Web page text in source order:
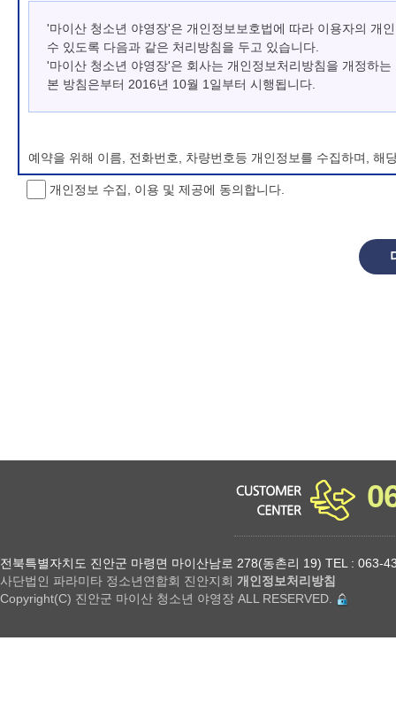
'마이산 청소년 야영장'은 개인정보보호법에 따라 이용자의 개
수 있도록 다음과 같은 처리방침을 두고 있습니다.
'마이산 청소년 야영장'은 회사는 개인정보처리방침을 개정하
본 방침은부터 2016년 10월 1일부터 시행됩니다.
예약을 위해 이름, 전화번호, 차량번호등 개인정보를 수집하며, 해
개인정보 처리방침 변경
개인정보 수집, 이용 및 제공에 동의합니다.
전북특별자치도 진안군 마령면 마이산남로 278(동촌리 19) TEL : 063-
사단법인 파라미타 정소년연합회 진안지회 개인정보처리방침
Copyright(C) 진안군 마이산 청소년 야영장 ALL RESERVED.